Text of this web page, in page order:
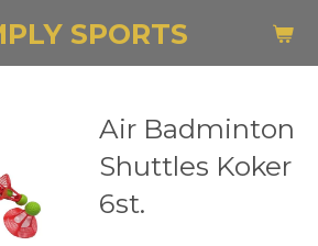
SPORTS
Air Badminton
Shuttles Koker
6st.